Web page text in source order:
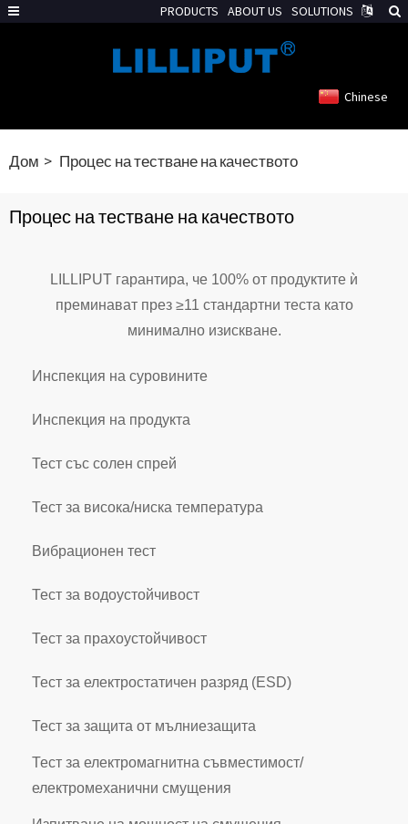
Chinese
Дом Процес на тестване на качеството
Процес на тестване на качеството
LILLIPUT гарантира, че 100% от продуктите ѝ
преминават през ≥11 стандартни теста като
минимално изискване.
Инспекция на суровините
Инспекция на продукта
Тест със солен спрей
Тест за висока/ниска температура
Вибрационен тест
Тест за водоустойчивост
Тест за прахоустойчивост
Тест за електростатичен разряд (ESD)
Тест за защита от мълниезащита
Тест за електромагнитна съвместимост/
електромеханични смущения
PRODUCTS ABOUT US SOLUTIONS